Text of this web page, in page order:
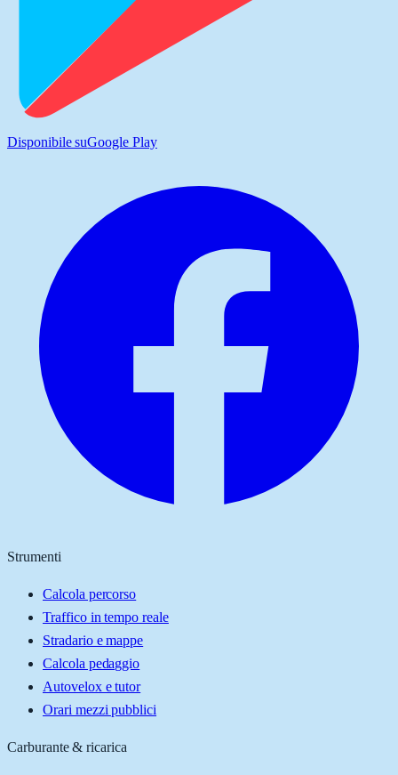
Disponibile suGoogle Play
Strumenti
Calcola percorso
Traffico in tempo reale
Stradario e mappe
Calcola pedaggio
Autovelox e tutor
Orari mezzi pubblici
Carburante & ricarica